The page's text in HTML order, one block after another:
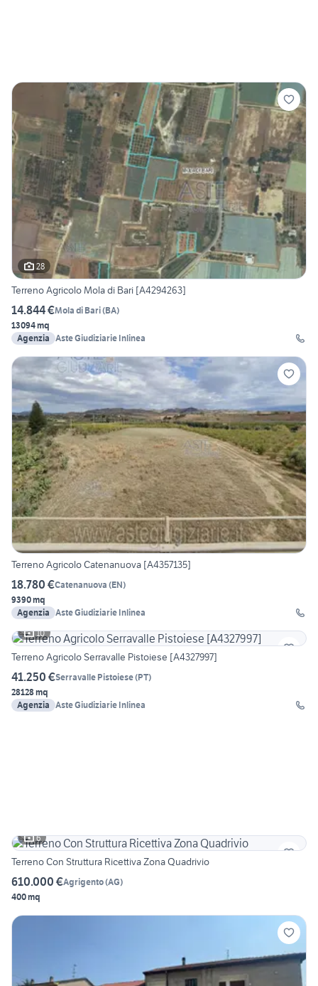
28
Terreno Agricolo Mola di Bari [A4294263]
14.844 €Mola di Bari(BA)
13094 mq
Agenzia Aste Giudiziarie Inlinea
Terreno Agricolo Catenanuova [A4357135]
18.780 €Catenanuova (EN)
9390 mq
Agenzia Aste Giudiziarie Inlinea
10
Terreno Agricolo Serravalle Pistoiese [A4327997]
41.250 €Serravalle Pistoiese(PT)
28128 mq
Agenzia Aste Giudiziarie Inlinea
6
Terreno Con Struttura Ricettiva Zona Quadrivio
610.000 €Agrigento(AG)
400 mq